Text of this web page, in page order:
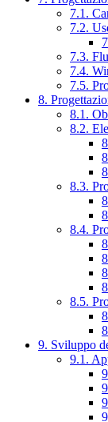
7.1.
7.2.
7.3.
7.4.
7.5.
8.
8.1.
8.2.
8.3.
8.4.
8.5.
9. Sviluppo
9.1.